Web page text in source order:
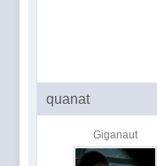
quanat
Giganaut